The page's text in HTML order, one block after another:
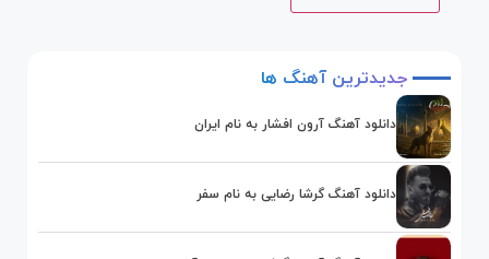
جدیدترین آهنگ ها
دانلود آهنگ آرون افشار به نام ایران
دانلود آهنگ گرشا رضایی به نام سفر